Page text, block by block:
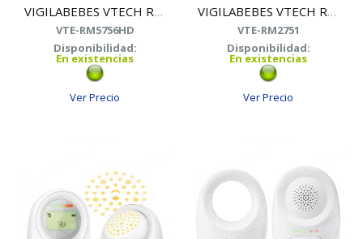
VIGILABEBES VTECH RM5756HD WIFI CAMARA+LUZ NOC.5"
VTE-RM5756HD
Disponibilidad:
En existencias
Ver Precio
VIGILABEBES VTECH RM2751 WIFI CAMARA+LUZ NOC 2.8"
VTE-RM2751
Disponibilidad:
En existencias
Ver Precio